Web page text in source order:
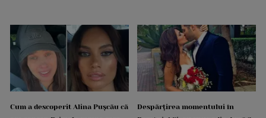
Cum a descoperit Alina Pușcău că
Despărțirea momentului în